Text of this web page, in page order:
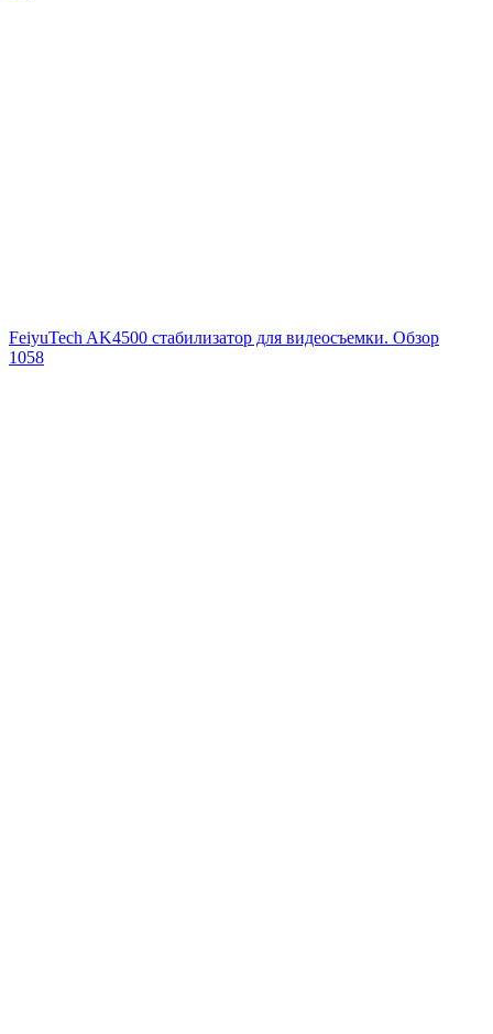
FeiyuTech AK4500 стабилизатор для видеосъемки. Обзор
1058